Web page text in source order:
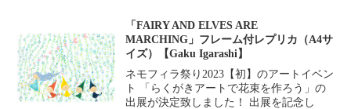
「FAIRY AND ELVES ARE
MARCHING」フレーム付レプリカ（A4サ
イズ）【Gaku Igarashi】
ネモフィラ祭り2023【初】のアートイベン
ト 「らくがきアートで花束を作ろう」の
出展が決定致しました！ 出展を記念し